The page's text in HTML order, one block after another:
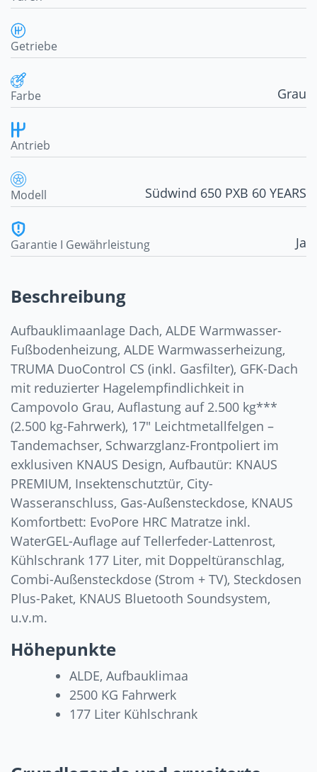
Getriebe
Farbe Grau
Antrieb
Modell Südwind 650 PXB 60 YEARS
Garantie I Gewährleistung Ja
Beschreibung
Aufbauklimaanlage Dach, ALDE Warmwasser-
Fußbodenheizung, ALDE Warmwasserheizung,
TRUMA DuoControl CS (inkl. Gasfilter), GFK-Dach
mit reduzierter Hagelempfindlichkeit in
Campovolo Grau, Auflastung auf 2.500 kg***
(2.500 kg-Fahrwerk), 17″ Leichtmetallfelgen –
Tandemachser, Schwarzglanz-Frontpoliert im
exklusiven KNAUS Design, Aufbautür: KNAUS
PREMIUM, Insektenschutztür, City-
Wasseranschluss, Gas-Außensteckdose, KNAUS
Komfortbett: EvoPore HRC Matratze inkl.
WaterGEL-Auflage auf Tellerfeder-Lattenrost,
Kühlschrank 177 Liter, mit Doppeltüranschlag,
Combi-Außensteckdose (Strom + TV), Steckdosen
Plus-Paket, KNAUS Bluetooth Soundsystem,
u.v.m.
Höhepunkte
ALDE, Aufbauklimaa
2500 KG Fahrwerk
177 Liter Kühlschrank